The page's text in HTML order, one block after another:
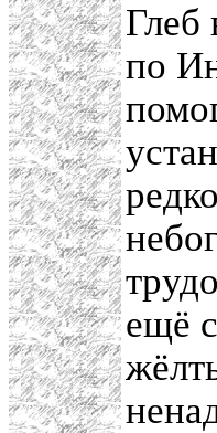
Глеб
по
ещё